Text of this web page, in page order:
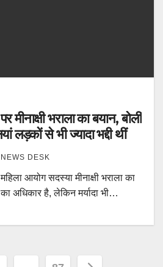
मीनाक्षी भराला का बयान, बोलीं
लड़कों से भी ज्यादा भद्दी थीं
NEWS DESK
आयोग सदस्या मीनाक्षी भराला का
अधिकार है, लेकिन मर्यादा भी…